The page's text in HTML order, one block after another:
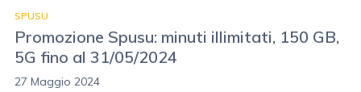
SPUSU
Promozione Spusu: minuti illimitati, 150 GB,
5G fino al 31/05/2024
27 Maggio 2024